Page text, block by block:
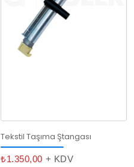
Tekstil Taşıma Ştangası
₺1.350,00 + KDV